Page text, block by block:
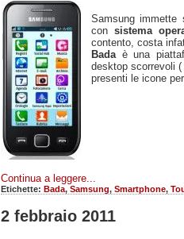
Samsung
consistema
contento, costa
Bada è una
desktop scorrevoli
presenti le icone
Continua a leggere...
Etichette: Bada, Samsung, Smartphone,
2 febbraio 2011